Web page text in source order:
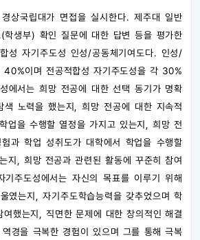
상국립대가 면접을 실시한다. 제주대 일반
학생부) 확인 질문에 대한 답변 등을 평가한
성 자기주도성 인성/공동체기여도다. 인성/
40%이며 전공적합성 자기주도성을 각 30%
에서는 희망 전공에 대한 선택 동기가 명확
색 노력을 했는지, 희망 전공에 대한 지속적
업을 수행할 열정을 가지고 있는지, 희망 전
과 학업 성취도가 대학에서 학업을 수행할
지, 희망 전공과 관련된 활동에 꾸준히 참여
주도성에서는 자신의 목표를 이루기 위해
였는지, 자기주도학습능력을 갖추었으며 학
여했는지, 직면한 문제에 대한 창의적인 해결
경을 극복한 경험이 있으며 그를 통해 극복